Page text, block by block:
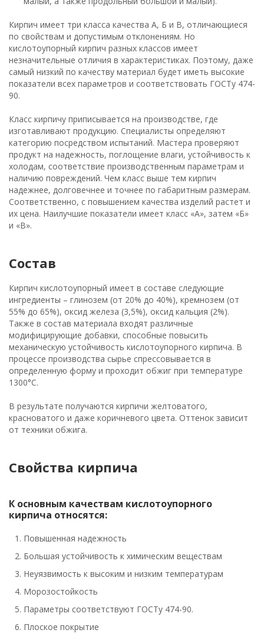
Кирпич имеет три класса качества А, Б и В, отличающиеся
по свойствам и допустимым отклонениям. Но
кислотоупорный кирпич разных классов имеет
незначительные отличия в характеристиках. Поэтому, даже
самый низкий по качеству материал будет иметь высокие
показатели всех параметров и соответствовать ГОСТу 474-
90.
Класс кирпичу приписывается на производстве, где
изготавливают продукцию. Специалисты определяют
категорию посредством испытаний. Мастера проверяют
продукт на надежность, поглощение влаги, устойчивость к
холодам, соответствие производственным параметрам и
наличию повреждений. Чем класс выше тем кирпич
надежнее, долговечнее и точнее по габаритным размерам.
Соответственно, с повышением качества изделий растет и
их цена. Наилучшие показатели имеет класс «А», затем «Б»
и «В».
Состав
Кирпич кислотоупорный имеет в составе следующие
ингредиенты – глинозем (от 20% до 40%), кремнозем (от
55% до 65%), оксид железа (3,5%), оксид кальция (2%).
Также в состав материала входят различные
модифицирующие добавки, способные повысить
механическую устойчивость кислотоупорного кирпича. В
процессе производства сырье спрессовывается в
определенную форму и проходит обжиг при температуре
1300°С.
В результате получаются кирпичи желтоватого,
красноватого и даже коричневого цвета. Оттенок зависит
от техники обжига.
Свойства кирпича
К основным качествам кислотоупорного
кирпича относятся:
Повышенная надежность
Большая устойчивость к химическим веществам
Неуязвимость к высоким и низким температурам
Морозостойкость
Параметры соответствуют ГОСТу 474-90.
Плоское покрытие